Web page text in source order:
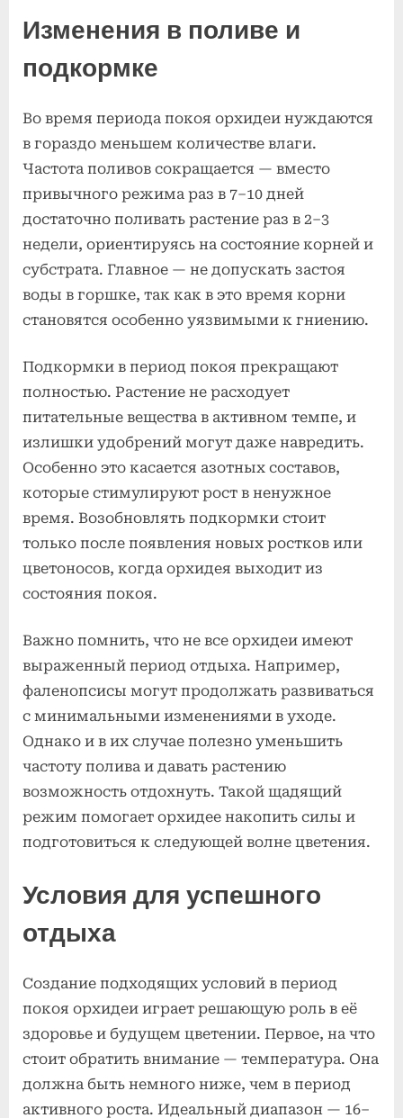
Изменения в поливе и
подкормке
Во время периода покоя орхидеи нуждаются
в гораздо меньшем количестве влаги.
Частота поливов сокращается — вместо
привычного режима раз в 7–10 дней
достаточно поливать растение раз в 2–3
недели, ориентируясь на состояние корней и
субстрата. Главное — не допускать застоя
воды в горшке, так как в это время корни
становятся особенно уязвимыми к гниению.
Подкормки в период покоя прекращают
полностью. Растение не расходует
питательные вещества в активном темпе, и
излишки удобрений могут даже навредить.
Особенно это касается азотных составов,
которые стимулируют рост в ненужное
время. Возобновлять подкормки стоит
только после появления новых ростков или
цветоносов, когда орхидея выходит из
состояния покоя.
Важно помнить, что не все орхидеи имеют
выраженный период отдыха. Например,
фаленопсисы могут продолжать развиваться
с минимальными изменениями в уходе.
Однако и в их случае полезно уменьшить
частоту полива и давать растению
возможность отдохнуть. Такой щадящий
режим помогает орхидее накопить силы и
подготовиться к следующей волне цветения.
Условия для успешного
отдыха
Создание подходящих условий в период
покоя орхидеи играет решающую роль в её
здоровье и будущем цветении. Первое, на что
стоит обратить внимание — температура. Она
должна быть немного ниже, чем в период
активного роста. Идеальный диапазон — 16–